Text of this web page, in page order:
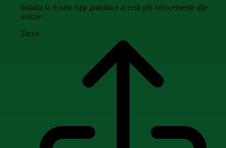
Installa la nostra App gratuita e accedi più velocemente alle
notizie
Tocca